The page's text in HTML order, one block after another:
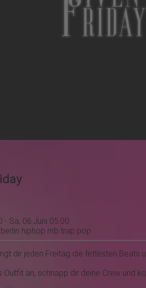
- Sa, 06.Juni 05:00
berlin hiphop rnb trap pop
dir jeden Freitag die fettesten Beats
Outfit an, schnapp dir deine Crew und